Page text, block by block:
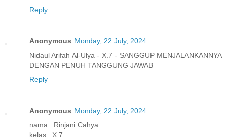
Reply
Anonymous Monday, 22 July, 2024
Nidaul Arifah Al-Ulya - X.7 - SANGGUP MENJALANKANNYA
DENGAN PENUH TANGGUNG JAWAB
Reply
Anonymous Monday, 22 July, 2024
nama : Rinjani Cahya
kelas : X.7